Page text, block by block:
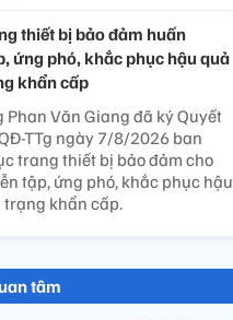
thiết bị bảo đảm huấn
ứng phó, khắc phục hậu quả
khẩn cấp
Phan Văn Giang đã ký Quyết
TTg ngày 7/8/2026 ban
trang thiết bị bảo đảm cho
tập, ứng phó, khắc phục hậu
khẩn cấp.
tâm